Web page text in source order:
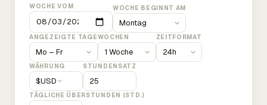
WOCHE VOM WOCHE BEGINNT AM
ANGEZEIGTE TAGEWOCHEN ZEITFORMAT
WÄHRUNG
$USD
STUNDENSATZ
TÄGLICHE ÜBERSTUNDEN (STD.)